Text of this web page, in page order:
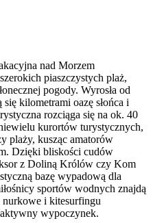
nad Morzem
piaszczystych plaż,
pogody. Wyrosła od
kilometrami oazę słońca i
rozciąga się na ok. 40
kurortów turystycznych,
plaży, kusząc amatorów
Dzięki bliskości cudów
z Doliną Królów czy Kom
bazę wypadową dla
sportów wodnych znajdą
nurkowe i kitesurfingu
wypoczynek.